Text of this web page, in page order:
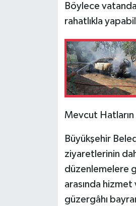
Böylece
rahatlıkla
Mevcut Hatların
Büyükşehir
ziyaretlerinin
düzenlemelere
arasında
güzergâhı